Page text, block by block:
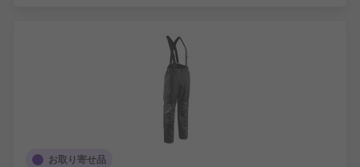
お取り寄せ品